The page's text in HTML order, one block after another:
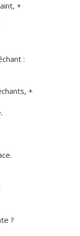
+
:
+
?